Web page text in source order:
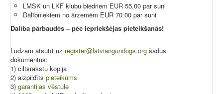
LMSK un LKF klubu biedriem EUR 55.00 par suni
Dalībniekiem no ārzemēm EUR 70.00 par suni
Dalība pārbaudēs – pēc iepriekšējas pieteikšanās!
Lūdzam atsūtīt uz register@latviangundogs.org šādus
dokumentus:
1) ciltsrakstu kopija
2) aizpildīts pieteikums
3) garantijas vēstule